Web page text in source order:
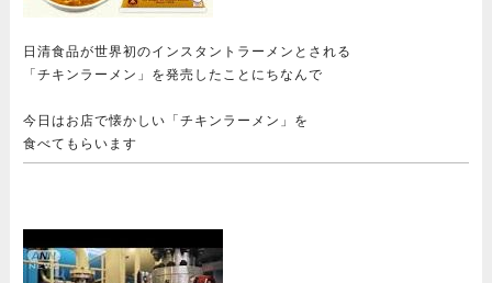
日清食品が世界初のインスタントラーメンとされる
「チキンラーメン」を発売したことにちなんで
今日はお店で懐かしい「チキンラーメン」を
食べてもらいます